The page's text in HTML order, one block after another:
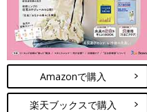
Amazonで購入
楽天ブックスで購入